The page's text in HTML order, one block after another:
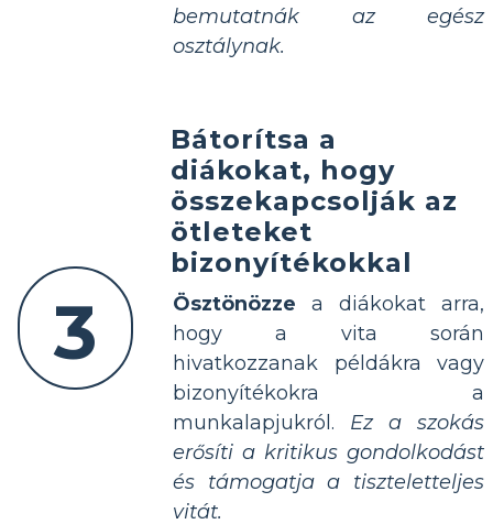
bemutatnák az egész
osztálynak.
3
Bátorítsa a
diákokat, hogy
összekapcsolják az
ötleteket
bizonyítékokkal
Ösztönözze a diákokat arra,
hogy a vita során
hivatkozzanak példákra vagy
bizonyítékokra a
munkalapjukról. Ez a szokás
erősíti a kritikus gondolkodást
és támogatja a tiszteletteljes
vitát.